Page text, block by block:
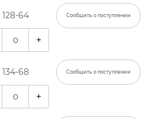
128-64 Сообщить о поступлении
+
134-68 Сообщить о поступлении
+